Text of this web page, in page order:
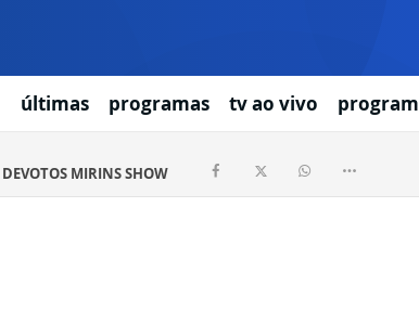
últimas programas tv ao vivo
DEVOTOS MIRINS SHOW